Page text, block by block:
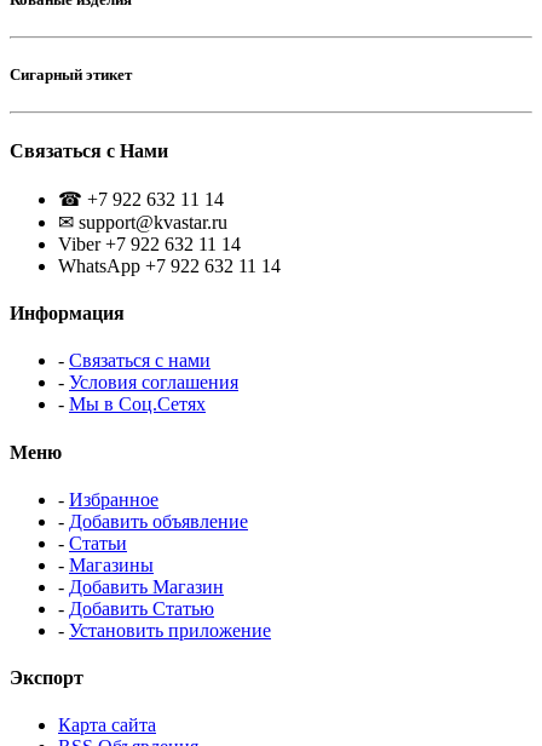
Сигарный этикет
Связаться с Нами
☎ +7 922 632 11 14
✉ support@kvastar.ru
Viber +7 922 632 11 14
WhatsApp +7 922 632 11 14
Информация
- Связаться с нами
- Условия соглашения
- Мы в Соц.Сетях
Меню
- Избранное
- Добавить объявление
- Статьи
- Магазины
- Добавить Магазин
- Добавить Статью
- Установить приложение
Экспорт
Карта сайта